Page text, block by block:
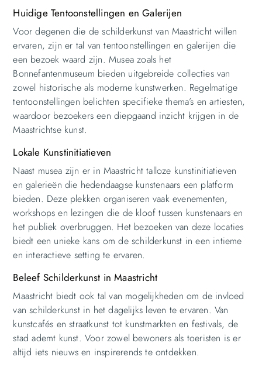
Huidige Tentoonstellingen en Galerijen
Voor degenen die de schilderkunst van Maastricht willen
ervaren, zijn er tal van tentoonstellingen en galerijen die
een bezoek waard zijn. Musea zoals het
Bonnefantenmuseum bieden uitgebreide collecties van
zowel historische als moderne kunstwerken. Regelmatige
tentoonstellingen belichten specifieke thema’s en artiesten,
waardoor bezoekers een diepgaand inzicht krijgen in de
Maastrichtse kunst.
Lokale Kunstinitiatieven
Naast musea zijn er in Maastricht talloze kunstinitiatieven
en galerieën die hedendaagse kunstenaars een platform
bieden. Deze plekken organiseren vaak evenementen,
workshops en lezingen die de kloof tussen kunstenaars en
het publiek overbruggen. Het bezoeken van deze locaties
biedt een unieke kans om de schilderkunst in een intieme
en interactieve setting te ervaren.
Beleef Schilderkunst in Maastricht
Maastricht biedt ook tal van mogelijkheden om de invloed
van schilderkunst in het dagelijks leven te ervaren. Van
kunstcafés en straatkunst tot kunstmarkten en festivals, de
stad ademt kunst. Voor zowel bewoners als toeristen is er
altijd iets nieuws en inspirerends te ontdekken.